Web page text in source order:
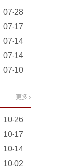
07-28
07-17
07-14
07-14
07-10
更多
10-26
10-17
10-14
10-02